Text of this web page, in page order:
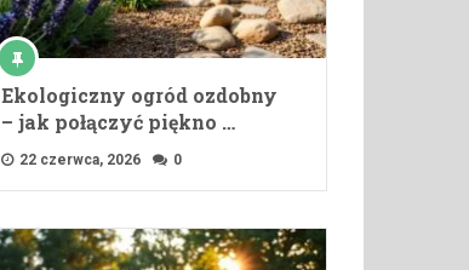
Ekologiczny ogród ozdobny
– jak połączyć piękno …
22 czerwca, 2026 0